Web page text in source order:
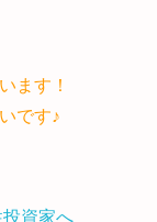
ます！
です♪